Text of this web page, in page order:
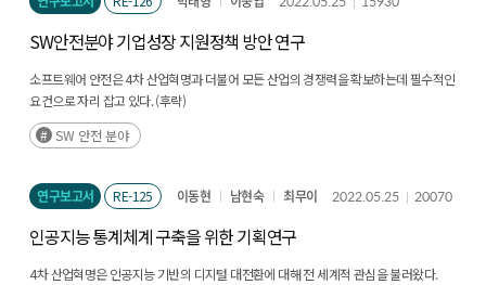
SW안전분야 기업성장 지원정책 방안 연구
소프트웨어 안전은 4차 산업혁명과 더불어 모든 산업의 경쟁력을 확보하는데 필수적인
요건으로 자리 잡고 있다. (후략)
SW 안전 분야
연구보고서 RE-125 이동현 남현숙 최무이 2022.05.25 20070
인공지능 통계체계 구축을 위한 기획연구
4차 산업혁명은 인공지능 기반의 디지털 대전환에 대해 전 세계적 관심을 불러왔다.